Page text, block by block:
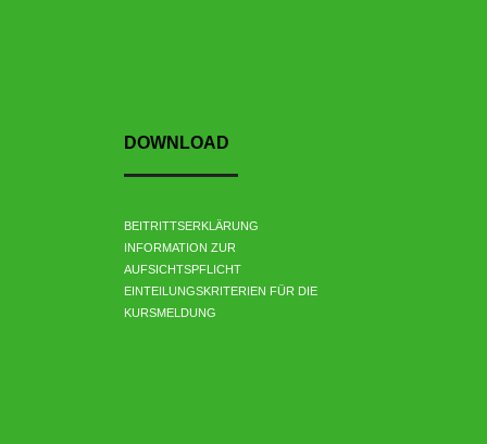
DOWNLOAD
BEITRITTSERKLÄRUNG
INFORMATION ZUR
AUFSICHTSPFLICHT
EINTEILUNGSKRITERIEN FÜR DIE
KURSMELDUNG